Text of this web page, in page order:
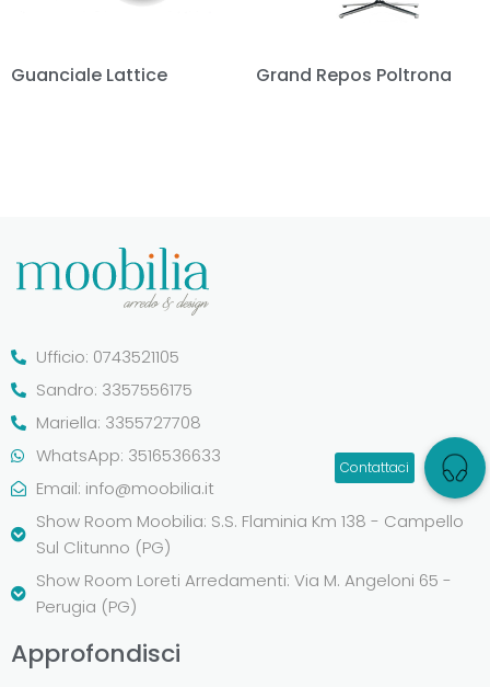
Guanciale Lattice Grand Repos Poltrona
Ufficio: 0743521105
Sandro: 3357556175
Mariella: 3355727708
WhatsApp: 3516536633
Email: info@moobilia.it
Show Room Moobilia: S.S. Flaminia Km 138 - Campello
Sul Clitunno (PG)
Show Room Loreti Arredamenti: Via M. Angeloni 65 -
Perugia (PG)
Approfondisci